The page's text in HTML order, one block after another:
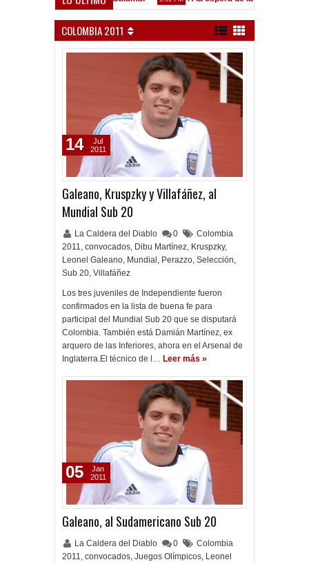
COLOMBIA 2011
Galeano, Kruspzky y Villafáñez, al
Mundial Sub 20
La Caldera del Diablo 0
Colombia
2011, convocados, Dibu Martínez, Kruspzky,
Leonel Galeano, Mundial , Perazzo, Selección,
Sub 20, Villafáñez
Los tres juveniles de Independiente fueron
confirmados en la lista de buena fe para
participal del Mundial Sub 20 que se disputará
Colombia. También está Damián Martínez, ex
arquero de las Inferiores, ahora en el Arsenal de
Inglaterra.El técnico de l… Leer más »
14
Jul
2011
Galeano, al Sudamericano Sub 20
La Caldera del Diablo 0
Colombia
2011, convocados, Juegos Olímpicos, Leonel
05
Jan
2011